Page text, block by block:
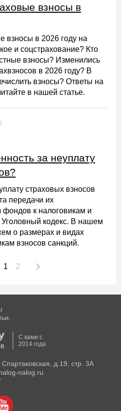
взносы в
взносы в 2026 году на
и соцстрахование? Кто
взносы? Изменились
в 2026 году? В
взносы? Ответы на
в нашей статье.
за неуплату
страховых взносов
передачи их
к налоговикам и
кодекс. В нашем
о размерах и видах
взносов санкций.
1 2
С вами с
2014 года
д.19, стр. 3А
nalog.ru